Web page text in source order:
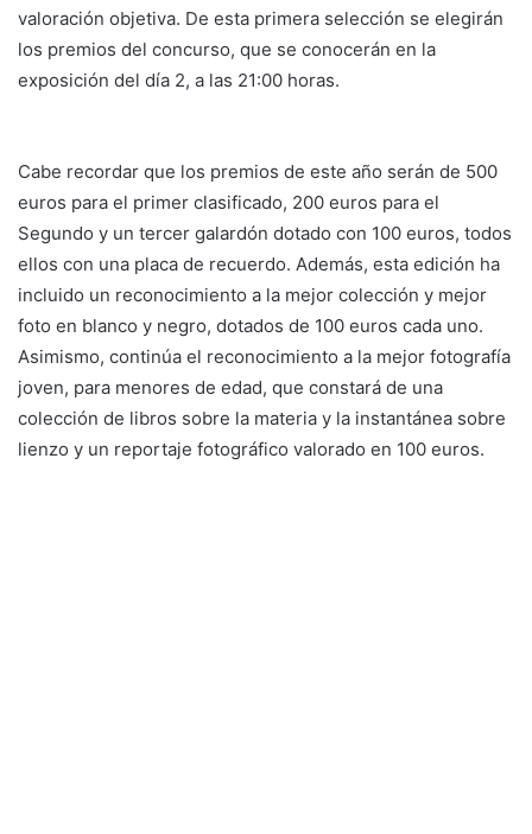
valoración objetiva. De esta primera selección se elegirán
los premios del concurso, que se conocerán en la
exposición del día 2, a las 21:00 horas.
Cabe recordar que los premios de este año serán de 500
euros para el primer clasificado, 200 euros para el
Segundo y un tercer galardón dotado con 100 euros, todos
ellos con una placa de recuerdo. Además, esta edición ha
incluido un reconocimiento a la mejor colección y mejor
foto en blanco y negro, dotados de 100 euros cada uno.
Asimismo, continúa el reconocimiento a la mejor fotografía
joven, para menores de edad, que constará de una
colección de libros sobre la materia y la instantánea sobre
lienzo y un reportaje fotográfico valorado en 100 euros.